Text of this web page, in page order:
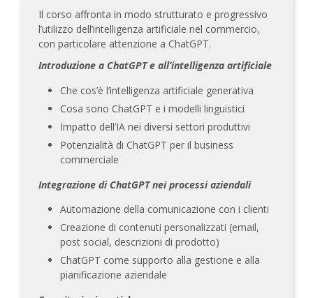
Il corso affronta in modo strutturato e progressivo
l’utilizzo dell’intelligenza artificiale nel commercio,
con particolare attenzione a ChatGPT.
Introduzione a ChatGPT e all’intelligenza artificiale
Che cos’è l’intelligenza artificiale generativa
Cosa sono ChatGPT e i modelli linguistici
Impatto dell’IA nei diversi settori produttivi
Potenzialità di ChatGPT per il business
commerciale
Integrazione di ChatGPT nei processi aziendali
Automazione della comunicazione con i clienti
Creazione di contenuti personalizzati (email,
post social, descrizioni di prodotto)
ChatGPT come supporto alla gestione e alla
pianificazione aziendale